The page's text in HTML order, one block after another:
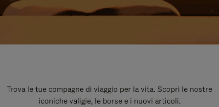
Trova le tue compagne di viaggio per la vita. Scopri le nostre
iconiche valigie, le borse e i nuovi articoli.